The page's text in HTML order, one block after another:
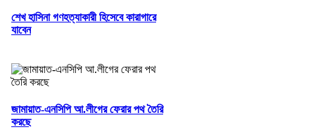
শেখ হাসিনা গণহত্যাকারী হিসেবে কারাগারে
যাবেন
জামায়াত-এনসিপি আ.লীগের ফেরার পথ তৈরি
করছে